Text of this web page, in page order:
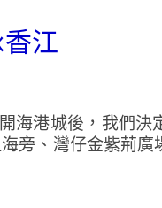
江
海港城後，我們決
旁、灣仔金紫荊